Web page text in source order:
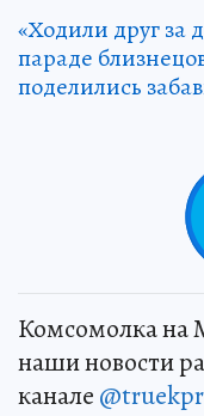
«Ходили друг за
параде
поделились
Комсомолка на
наши новости
канале